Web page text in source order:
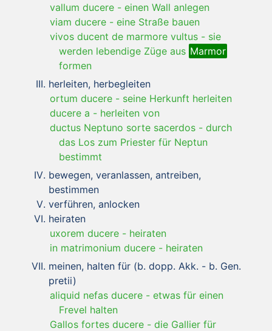
vallum ducere - einen Wall anlegen
viam ducere - eine Straße bauen
vivos ducent de marmore vultus - sie
werden lebendige Züge aus Marmor
formen
herleiten, herbegleiten
ortum ducere - seine Herkunft herleiten
ducere a - herleiten von
ductus Neptuno sorte sacerdos - durch
das Los zum Priester für Neptun
bestimmt
bewegen, veranlassen, antreiben,
bestimmen
verführen, anlocken
heiraten
uxorem ducere - heiraten
in matrimonium ducere - heiraten
meinen, halten für (b. dopp. Akk. - b. Gen.
pretii)
aliquid nefas ducere - etwas für einen
Frevel halten
Gallos fortes ducere - die Gallier für